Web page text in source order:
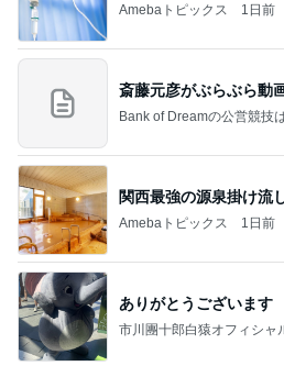
Amebaトピックス 1日前
斎藤元彦がぶらぶら動
Bank of Dreamの公営競技
関西最強の源泉掛け流
Amebaトピックス 1日前
ありがとうございます
市川團十郎白猿オフィシャ